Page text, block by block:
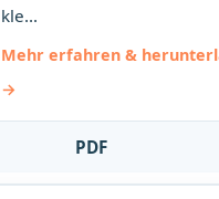
kle...
Mehr erfahren &
PDF